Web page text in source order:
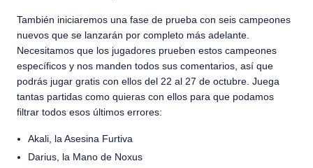
También iniciaremos una fase de prueba con seis campeones
nuevos que se lanzarán por completo más adelante.
Necesitamos que los jugadores prueben estos campeones
específicos y nos manden todos sus comentarios, así que
podrás jugar gratis con ellos del 22 al 27 de octubre. Juega
tantas partidas como quieras con ellos para que podamos
filtrar todos esos últimos errores:
Akali, la Asesina Furtiva
Darius, la Mano de Noxus